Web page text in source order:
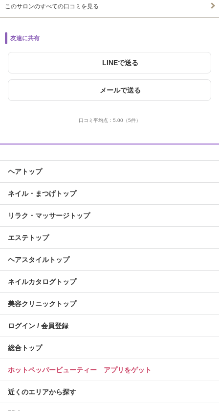
このサロンのすべての口コミを見る
友達に共有
LINEで送る
メールで送る
口コミ平均点： 5.00 （5件）
ヘアトップ
ネイル・まつげトップ
リラク・マッサージトップ
エステトップ
ヘアスタイルトップ
ネイルカタログトップ
美容クリニックトップ
ログイン / 会員登録
総合トップ
ホットペッパービューティー アプリをゲット
近くのエリアから探す